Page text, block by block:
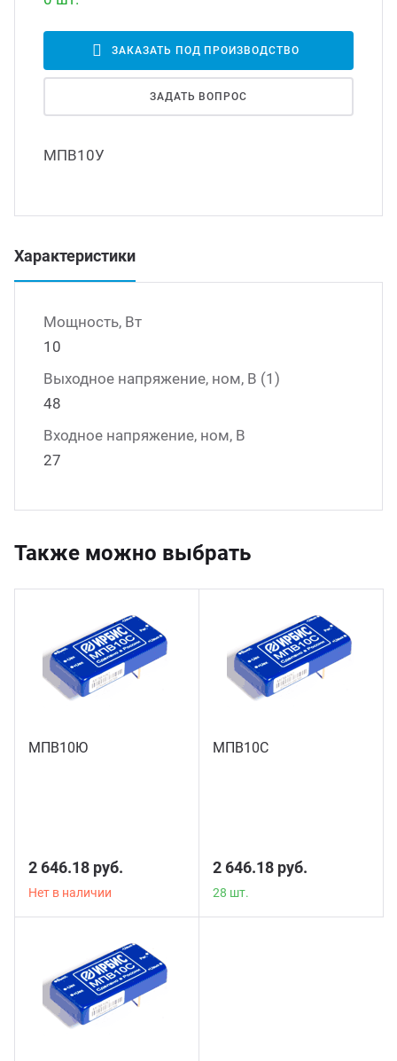
модули питания
DC преобразователи
AC инверторы
преобразователи
ЗАКАЗАТЬ ПОД ПРОИЗВОДСТВО
ЗАДАТЬ ВОПРОС
МПВ10У
Характеристики
Мощность, Вт
10
Выходное напряжение, ном, В (1)
48
Входное напряжение, ном, В
27
Также можно выбрать
МПВ10Ю
2 646.18 руб.
Нет в наличии
МПВ10С
2 646.18 руб.
28 шт.